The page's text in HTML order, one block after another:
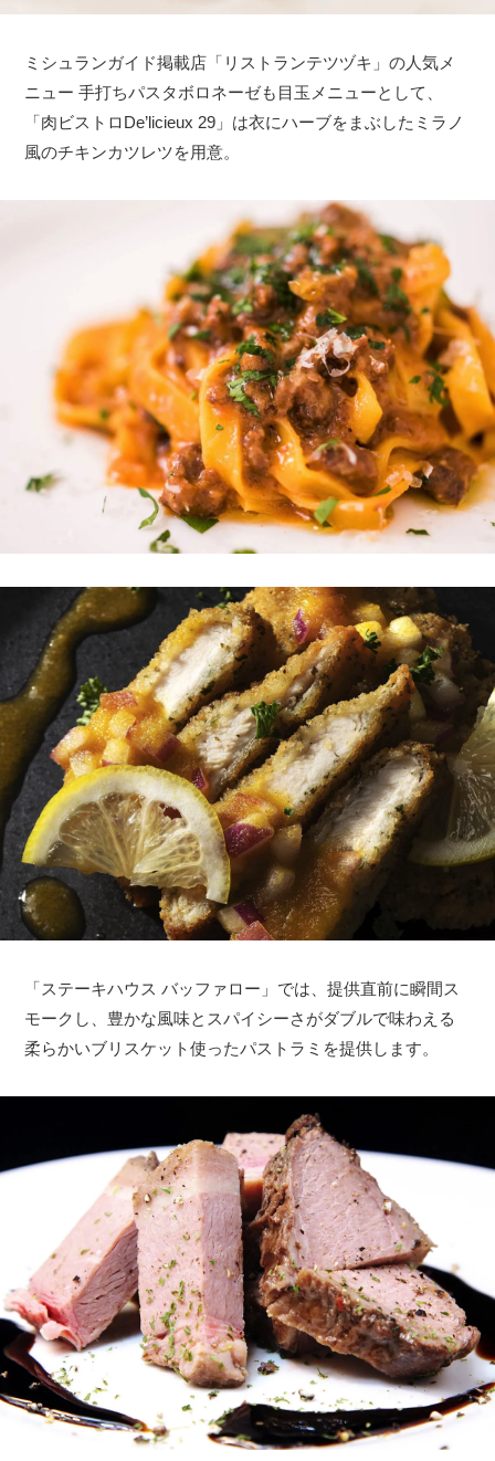
ミシュランガイド掲載店「リストランテツヅキ」の人気メ
ニュー 手打ちパスタボロネーゼも目玉メニューとして、
「肉ビストロDe’licieux 29」は衣にハーブをまぶしたミラノ
風のチキンカツレツを用意。
「ステーキハウス バッファロー」では、提供直前に瞬間ス
モークし、豊かな風味とスパイシーさがダブルで味わえる
柔らかいブリスケット使ったパストラミを提供します。